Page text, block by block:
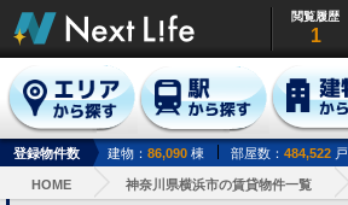
閲覧履歴
1
登録物件数 建物： 86,090 棟 部屋数： 484,522 戸
HOME 神奈川県横浜市の賃貸物件一覧